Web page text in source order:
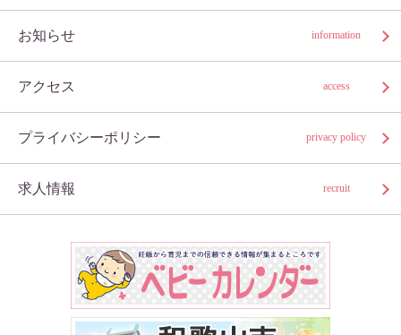
お知らせ information
アクセス access
プライバシーポリシー privacy policy
求人情報 recruit